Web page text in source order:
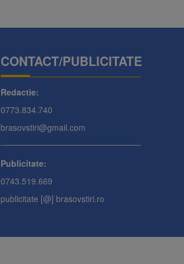
CONTACT/PUBLICITATE
Redactie:
0773.834.740
brasovstiri@gmail.com
Publicitate:
0743.519.669
publicitate [@] brasovstiri.ro